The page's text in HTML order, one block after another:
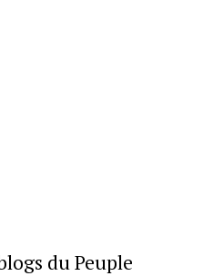
du Peuple